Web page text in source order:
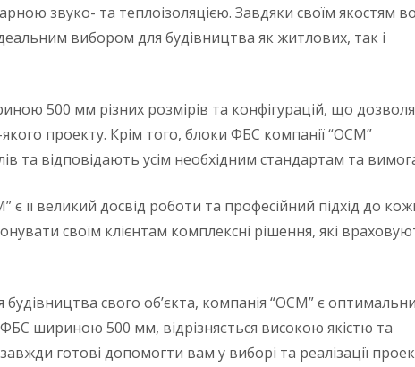
звуко- та теплоізоляцією. Завдяки своїм якостям
вибором для будівництва як житлових, так і
500 мм різних розмірів та конфігурацій, що
проекту. Крім того, блоки ФБС компанії “ОСМ”
та відповідають усім необхідним стандартам та
її великий досвід роботи та професійний підхід до
своїм клієнтам комплексні рішення, які
свого об’єкта, компанія “ОСМ” є
шириною 500 мм, відрізняється високою якістю та
готові допомогти вам у виборі та реалізації